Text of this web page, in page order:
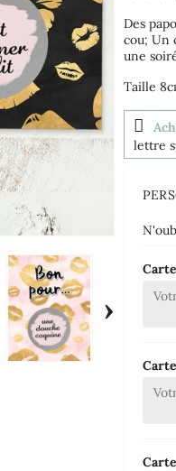
›
Des
cou; Un
une
Taille
lettre